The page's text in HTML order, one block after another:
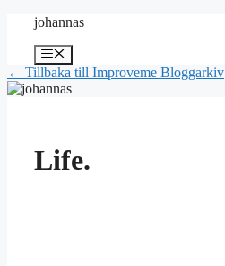
Hoppa
innehåll
johannas
Meny
← Tillbaka till Improveme Bloggarkiv
Life.